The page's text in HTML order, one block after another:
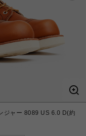
ジャー 8089 US 6.0 D(約